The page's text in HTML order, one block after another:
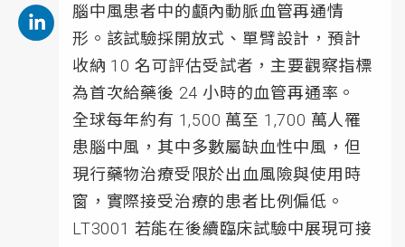
腦中風患者中的顱內動脈血管再通情
形。該試驗採開放式、單臂設計，預計
收納 10 名可評估受試者，主要觀察指標
為首次給藥後 24 小時的血管再通率。
全球每年約有 1,500 萬至 1,700 萬人罹
患腦中風，其中多數屬缺血性中風，但
現行藥物治療受限於出血風險與使用時
窗，實際接受治療的患者比例偏低。
LT3001 若能在後續臨床試驗中展現可接